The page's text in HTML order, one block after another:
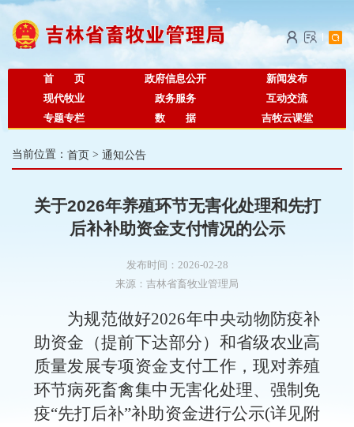
首 页 政府信息公开
新闻发布
现代牧业
政务服务
互动交流
专题专栏
数 据 吉牧云课堂
当前位置： 首页 > 通知公告
关于2026年养殖环节无害化处理和先打
后补补助资金支付情况的公示
发布时间：2026-02-28
来源： 吉林省畜牧业管理局
为规范做好2026年中央动物防疫补
助资金（提前下达部分）和省级农业高
质量发展专项资金支付工作，现对养殖
环节病死畜禽集中无害化处理、强制免
疫“先打后补”补助资金进行公示(详见附